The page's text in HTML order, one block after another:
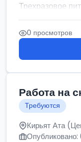
Трехразовое
0 просмотров
Работа на
Требуются
Кирьят Ата